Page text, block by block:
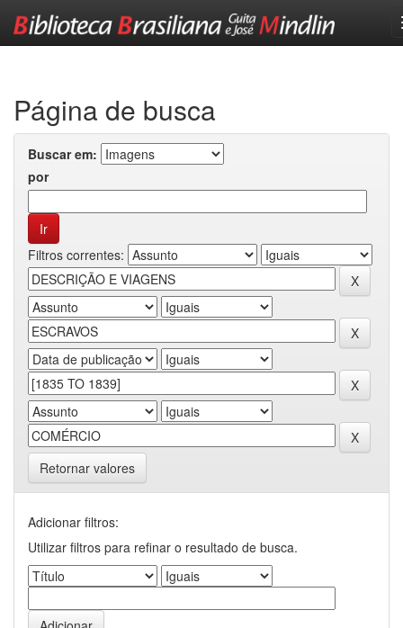
Página de busca
Buscar em:
por
Filtros correntes:
Retornar valores
Adicionar filtros:
Utilizar filtros para refinar o resultado de busca.